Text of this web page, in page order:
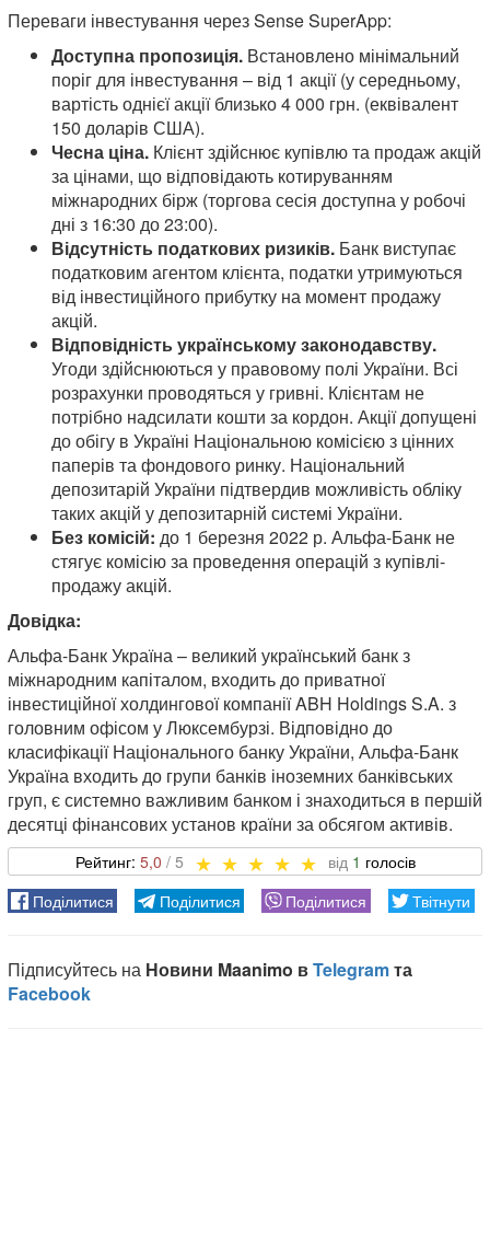
Переваги інвестування через Sense SuperApp:
Доступна пропозиція. Встановлено мінімальний
поріг для інвестування – від 1 акції (у середньому,
вартість однієї акції близько 4 000 грн. (еквівалент
150 доларів США).
Чесна ціна. Клієнт здійснює купівлю та продаж акцій
за цінами, що відповідають котируванням
міжнародних бірж (торгова сесія доступна у робочі
дні з 16:30 до 23:00).
Відсутність податкових ризиків. Банк виступає
податковим агентом клієнта, податки утримуються
від інвестиційного прибутку на момент продажу
акцій.
Відповідність українському законодавству.
Угоди здійснюються у правовому полі України. Всі
розрахунки проводяться у гривні. Клієнтам не
потрібно надсилати кошти за кордон. Акції допущені
до обігу в Україні Національною комісією з цінних
паперів та фондового ринку. Національний
депозитарій України підтвердив можливість обліку
таких акцій у депозитарній системі України.
Без комісій: до 1 березня 2022 р. Альфа-Банк не
стягує комісію за проведення операцій з купівлі-
продажу акцій.
Довідка:
Альфа-Банк Україна – великий український банк з
міжнародним капіталом, входить до приватної
інвестиційної холдингової компанії ABH Holdings S.A. з
головним офісом у Люксембурзі. Відповідно до
класифікації Національного банку України, Альфа-Банк
Україна входить до групи банків іноземних банківських
груп, є системно важливим банком і знаходиться в першій
десятці фінансових установ країни за обсягом активів.
5,0 1